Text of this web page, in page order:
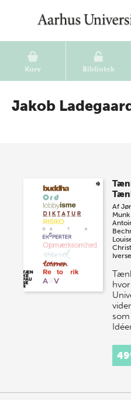
Kurv Bibliotek
Jakob
Af